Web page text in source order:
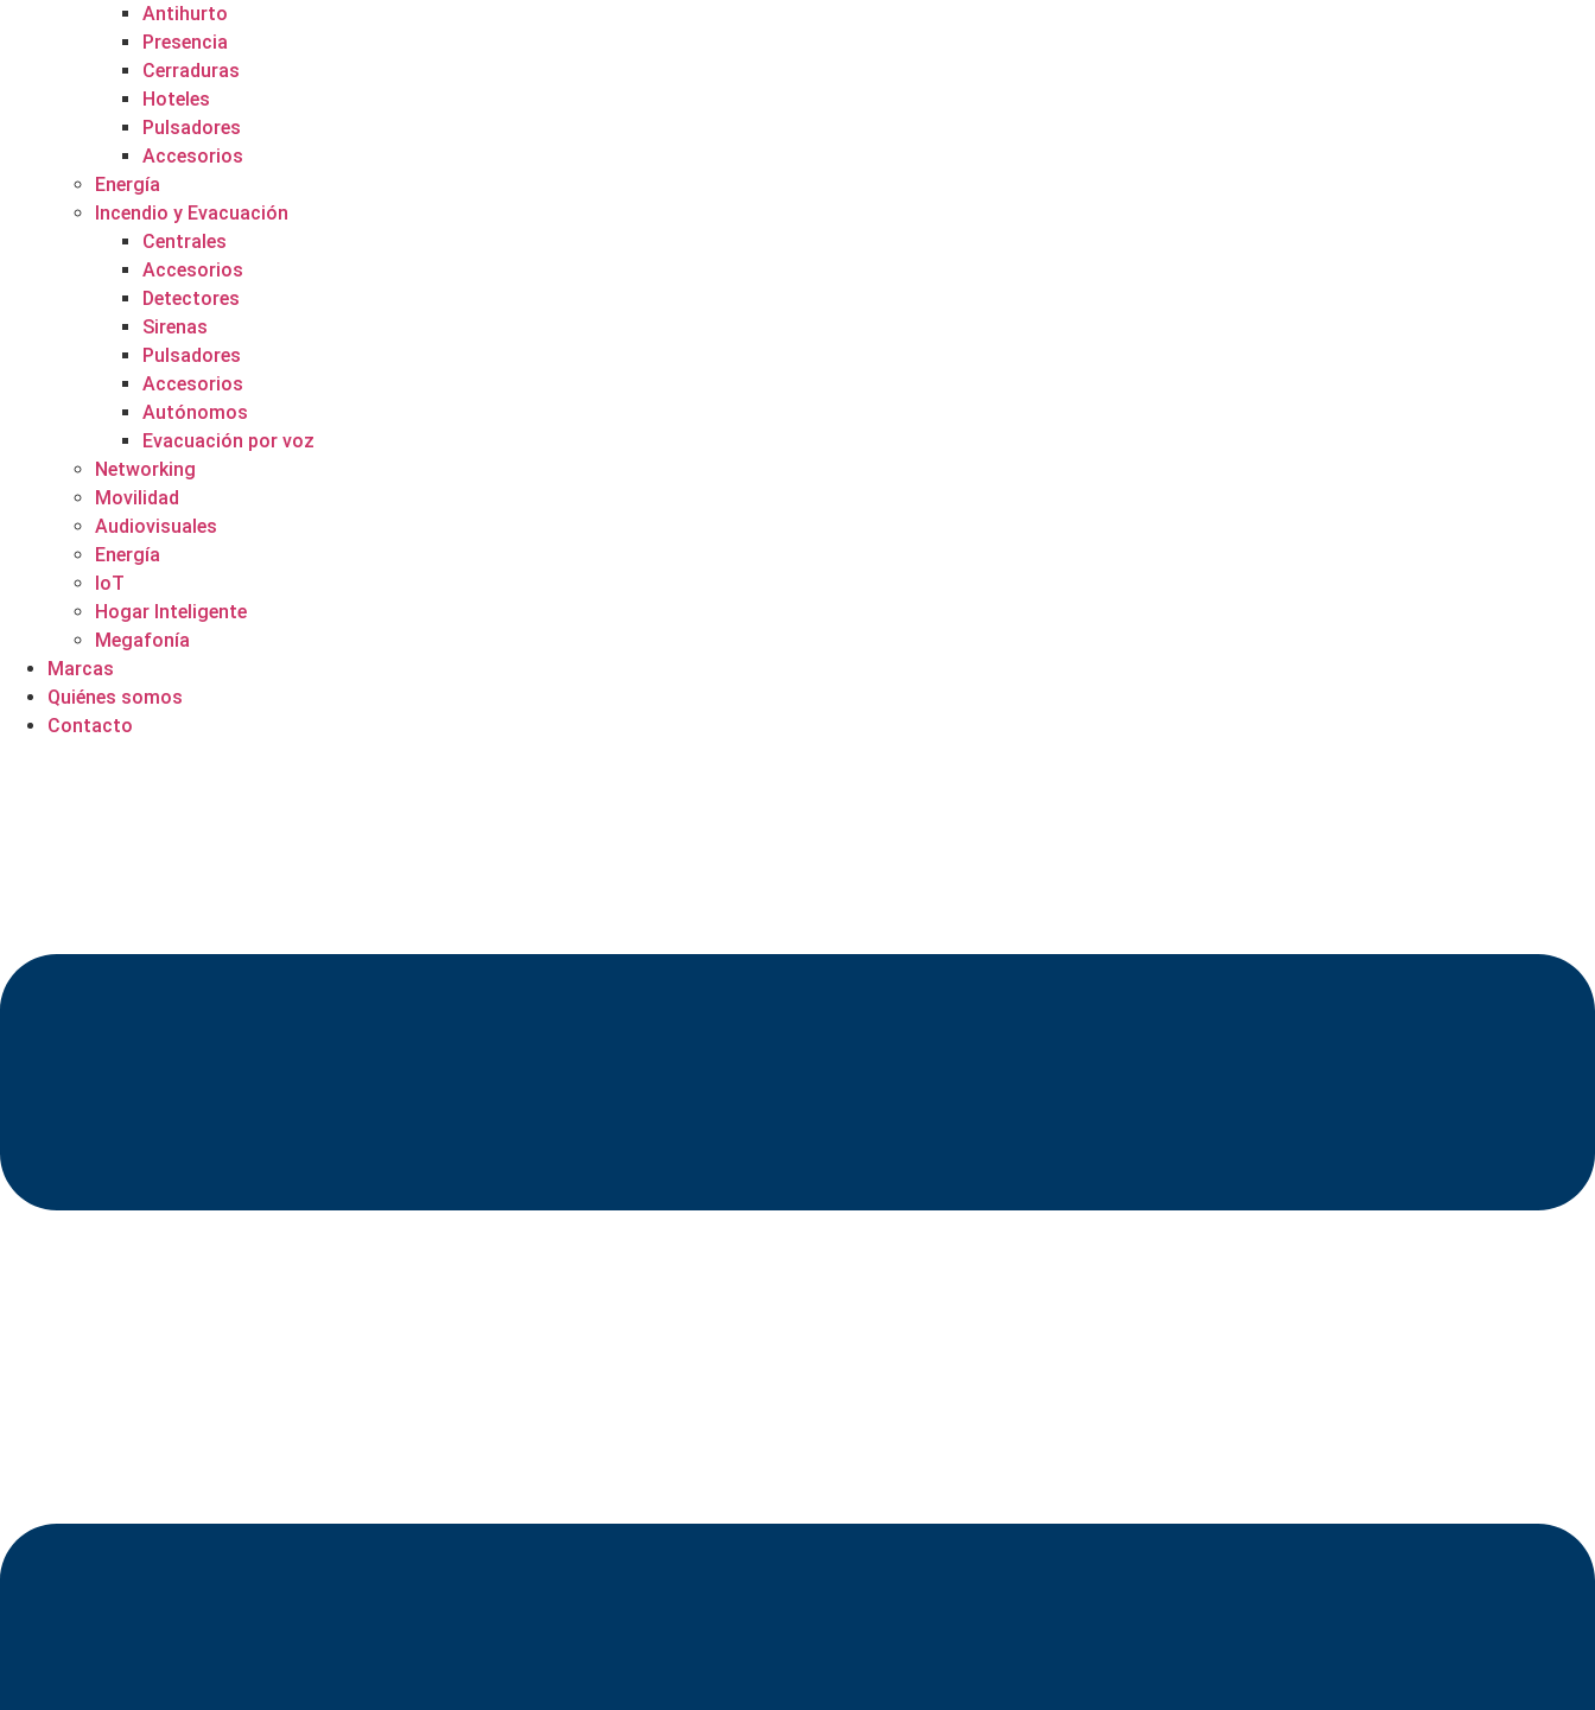
Antihurto
Presencia
Cerraduras
Hoteles
Pulsadores
Accesorios
Energía
Incendio y Evacuación
Centrales
Accesorios
Detectores
Sirenas
Pulsadores
Accesorios
Autónomos
Evacuación por voz
Networking
Movilidad
Audiovisuales
Energía
IoT
Hogar Inteligente
Megafonía
Marcas
Quiénes somos
Contacto